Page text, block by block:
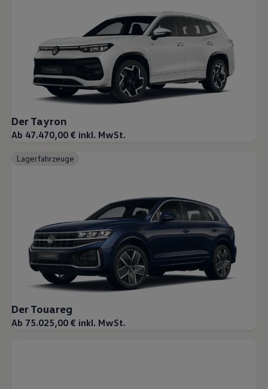
Der Tayron
Ab 47.470,00 € inkl. MwSt.
Lagerfahrzeuge
Der Touareg
Ab 75.025,00 € inkl. MwSt.